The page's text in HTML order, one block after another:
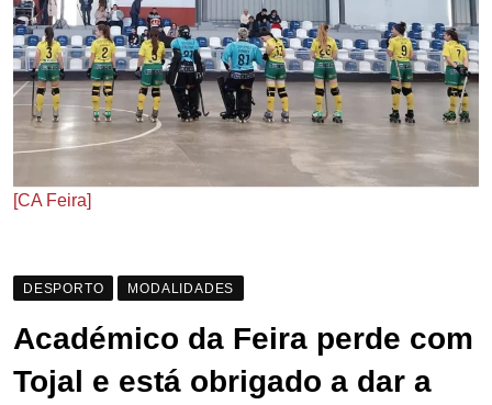
[CA Feira]
DESPORTO MODALIDADES
Académico da Feira perde com
Tojal e está obrigado a dar a